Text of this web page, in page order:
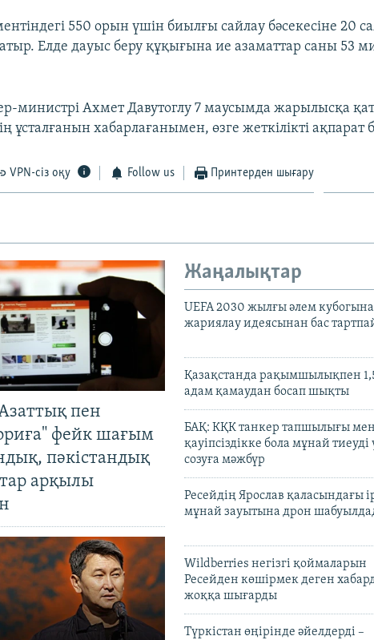
550 орын үшін биылғы сайлау бәсекесіне 20
Елде дауыс беру құқығына ие азаматтар саны 53
министрі Ахмет Давутоглу 7 маусымда жарылысқа
ұсталғанын хабарлағанымен, өзге жеткілікті ақпарат
VPN-сіз оқу Follow us Принтерден шығару
пен
фейк шағым
пәкістандық
арқылы
Жаңалықтар
UEFA 2030 жылғы әлем
жариялау идеясынан бас
Қазақстанда рақымшылықпен
адам қамаудан босап шықты
БАҚ: КҚК танкер тапшылығы мен
қауіпсіздікке бола мұнай тиеуді
созуға мәжбүр
Ресейдің Ярослав қаласындағы
мұнай зауытына дрон
Wildberries негізгі қоймаларын
Ресейден көшірмек деген
жоққа шығарды
Түркістан өңірінде әйелдерді –